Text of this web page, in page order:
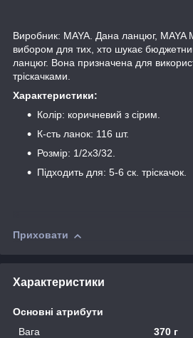
Виробник: MAYA. Дана ланцюг, MAYA
вибором для тих, хто шукає
ланцюг. Вона призначена для
тріскачками.
Характеристики:
Колір: коричневий з сірим.
К-сть ланок: 116 шт.
Розмір: 1/2x3/32.
Підходить для: 5-6 ск. тріскачок.
Приховати
Характеристики
Основні атрибути
Вага
370 г